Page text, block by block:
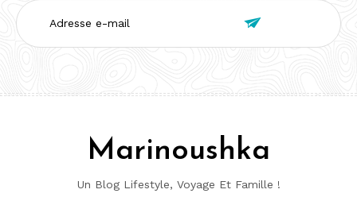
Adresse
e-
mail

Marinoushka
Un Blog Lifestyle, Voyage Et Famille !